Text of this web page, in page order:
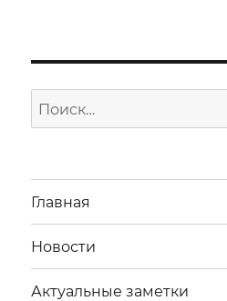
Искать:
Главная
Новости
Актуальные заметки